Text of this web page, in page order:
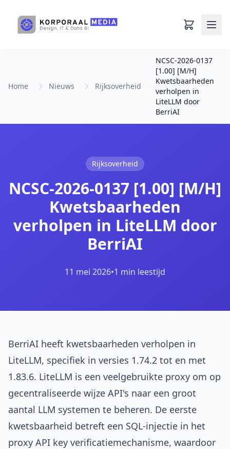
Home Nieuws Rijksoverheid
NCSC-2026-0137
[1.00] [M/H]
Kwetsbaarheden
verholpen in
LiteLLM door
BerriAI
Rijksoverheid
NCSC-2026-0137 [1.00] [M/H]
Kwetsbaarheden
verholpen in LiteLLM door
BerriAI
11 mei 2026•1 min leestijd
BerriAI heeft kwetsbaarheden verholpen in
LiteLLM, specifiek in versies 1.74.2 tot en met
1.83.6. LiteLLM is een veelgebruikte proxy om op
gecentraliseerde wijze API's naar een groot
aantal LLM systemen te beheren. De eerste
kwetsbaarheid betreft een SQL-injectie in het
proxy API key verificatiemechanisme, waardoor